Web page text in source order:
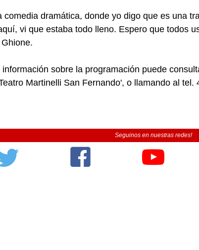
comedia dramática, donde yo digo que es una
vi que estaba todo lleno. Espero que todos
información sobre la programación puede
Martinelli San Fernando', o llamando al tel.
Seguinos en nuestras redes!